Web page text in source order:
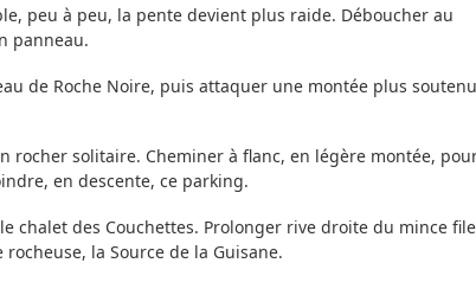
peu à peu, la pente devient plus raide. Déboucher au
panneau.
de Roche Noire, puis attaquer une montée plus
rocher solitaire. Cheminer à flanc, en légère montée,
en descente, ce parking.
chalet des Couchettes. Prolonger rive droite du mince
la Source de la Guisane.